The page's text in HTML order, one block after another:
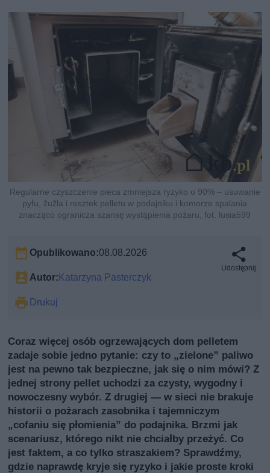
Regularne czyszczenie pieca zmniejsza ryzyko o 90% – usuwanie
pyłu, żużla i resztek pelletu w podajniku i komorze spalania
znacząco ogranicza szansę wystąpienia pożaru, fot. lusia599
Opublikowano:08.08.2026
Autor:Katarzyna Pasterczyk
Drukuj
Udostępnij
Coraz więcej osób ogrzewających dom pelletem
zadaje sobie jedno pytanie: czy to „zielone” paliwo
jest na pewno tak bezpieczne, jak się o nim mówi? Z
jednej strony pellet uchodzi za czysty, wygodny i
nowoczesny wybór. Z drugiej — w sieci nie brakuje
historii o pożarach zasobnika i tajemniczym
„cofaniu się płomienia” do podajnika. Brzmi jak
scenariusz, którego nikt nie chciałby przeżyć. Co
jest faktem, a co tylko straszakiem? Sprawdźmy,
gdzie naprawdę kryje się ryzyko i jakie proste kroki